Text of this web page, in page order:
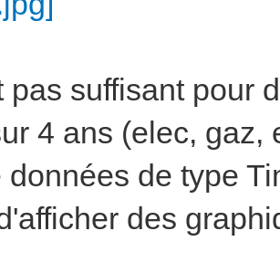
pas suffisant pour
4 ans (elec,
données de type
des